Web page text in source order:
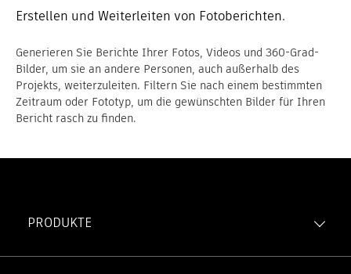
Erstellen und Weiterleiten von Fotoberichten.
Generieren Sie Berichte Ihrer Fotos, Videos und 360-Grad-
Bilder, um sie an andere Personen, auch außerhalb des
Projekts, weiterzuleiten. Filtern Sie nach einem bestimmten
Zeitraum oder Fototyp, um die gewünschten Bilder für Ihren
Bericht rasch zu finden.
PRODUKTE
Forma Build